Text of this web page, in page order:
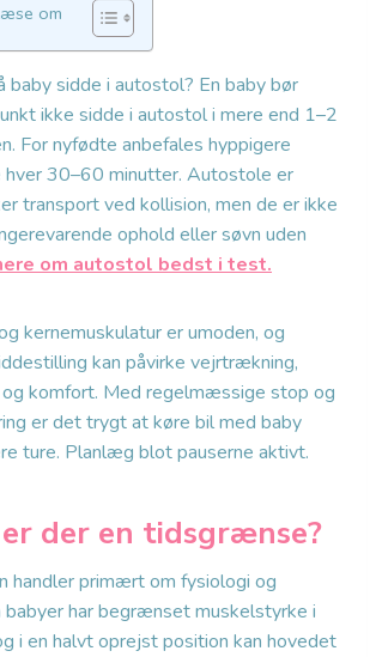
om
baby sidde i autostol? En baby bør
ikke sidde i autostol i mere end 1–2
For nyfødte anbefales hyppigere
hver 30–60 minutter. Autostole er
transport ved kollision, men de er ikke
ophold eller søvn uden
om autostol bedst i test.
kernemuskulatur er umoden, og
kan påvirke vejrtrækning,
komfort. Med regelmæssige stop og
er det trygt at køre bil med baby
ture. Planlæg blot pauserne aktivt.
der en tidsgrænse?
handler primært om fysiologi og
babyer har begrænset muskelstyrke i
i en halvt oprejst position kan hovedet